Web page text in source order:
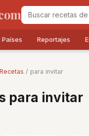
Países Reportajes
Recetas / para invitar
para invitar